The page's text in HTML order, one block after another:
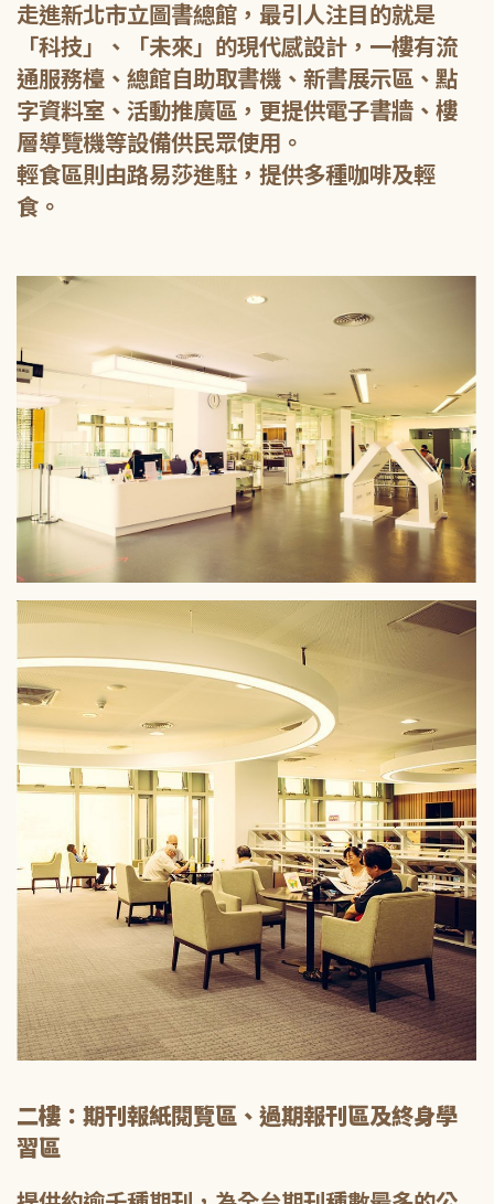
走進新北市立圖書總館，最引人注目的就是
「科技」、「未來」的現代感設計，一樓有流
通服務檯、總館自助取書機、新書展示區、點
字資料室、活動推廣區，更提供電子書牆、樓
層導覽機等設備供民眾使用。
輕食區則由路易莎進駐，提供多種咖啡及輕
食。
二樓：期刊報紙閱覽區、過期報刊區及終身學
習區